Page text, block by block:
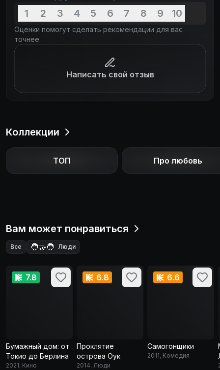
1 2 3 4 5 6 7 8 9 10
Оценки помогут сделать рекомендации для вас
точнее
Написать свой отзыв
Коллекции
ТОП Про любовь
Вам может понравиться
Все 🧑‍🤝‍🧑 Люди
7.8
Бумажный дом: от
Токио до Берлина
2021, Кино
6.8
Проклятие
острова Оук
2014, Люди
6.6
Самогонщики
2011, Комедия